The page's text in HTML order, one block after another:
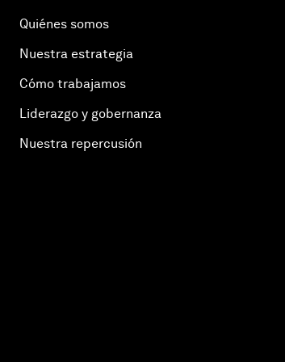
Quiénes somos
Nuestra estrategia
Cómo trabajamos
Liderazgo y gobernanza
Nuestra repercusión